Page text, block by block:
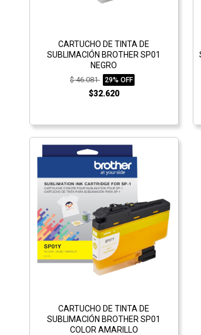
CARTUCHO DE TINTA DE
SUBLIMACIÓN BROTHER SP01
NEGRO
$ 46.081 29% OFF
$32.620
CARTUCHO DE TINTA DE
SUBLIMACIÓN BROTHER SP01
COLOR AMARILLO